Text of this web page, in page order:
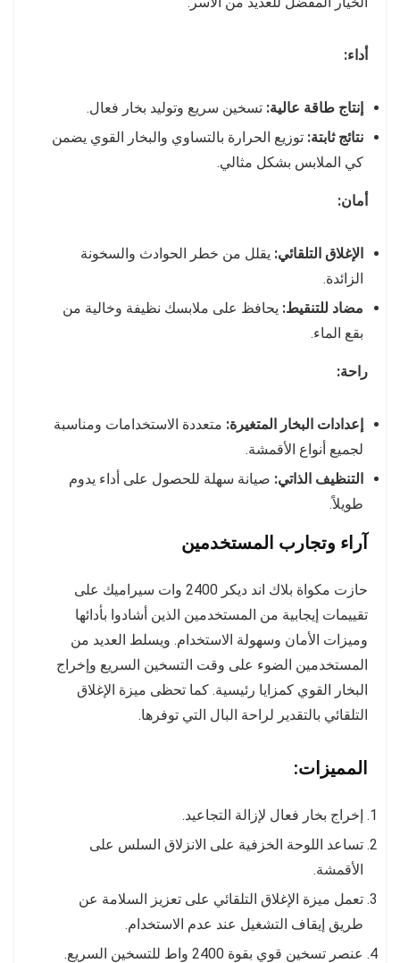
أداء:
إنتاج طاقة عالية: تسخين سريع وتوليد بخار فعال.
نتائج ثابتة: توزيع الحرارة بالتساوي والبخار القوي يضمن
كي الملابس بشكل مثالي.
أمان:
الإغلاق التلقائي: يقلل من خطر الحوادث والسخونة
الزائدة.
مضاد للتنقيط: يحافظ على ملابسك نظيفة وخالية من
بقع الماء.
راحة:
إعدادات البخار المتغيرة: متعددة الاستخدامات ومناسبة
لجميع أنواع الأقمشة.
التنظيف الذاتي: صيانة سهلة للحصول على أداء يدوم
طويلاً.
آراء وتجارب المستخدمين
حازت مكواة بلاك اند ديكر 2400 وات سيراميك على
تقييمات إيجابية من المستخدمين الذين أشادوا بأدائها
وميزات الأمان وسهولة الاستخدام. ويسلط العديد من
المستخدمين الضوء على وقت التسخين السريع وإخراج
البخار القوي كمزايا رئيسية. كما تحظى ميزة الإغلاق
التلقائي بالتقدير لراحة البال التي توفرها.
المميزات:
إخراج بخار فعال لإزالة التجاعيد.
تساعد اللوحة الخزفية على الانزلاق السلس على
الأقمشة.
تعمل ميزة الإغلاق التلقائي على تعزيز السلامة عن
طريق إيقاف التشغيل عند عدم الاستخدام.
عنصر تسخين قوي بقوة 2400 واط للتسخين السريع.